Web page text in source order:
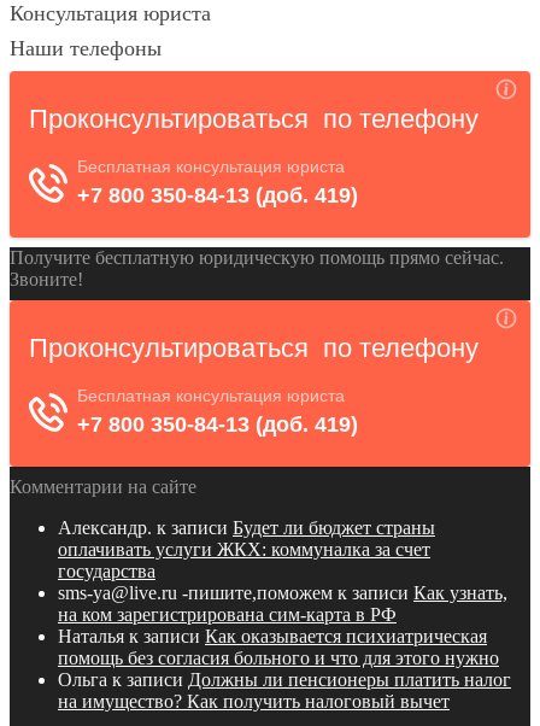
Консультация юриста
Наши телефоны
Получите бесплатную юридическую помощь прямо сейчас.
Звоните!
Комментарии на сайте
Александр. к записи Будет ли бюджет страны
оплачивать услуги ЖКХ: коммуналка за счет
государства
sms-ya@live.ru -пишите,поможем к записи Как узнать,
на ком зарегистрирована сим-карта в РФ
Наталья к записи Как оказывается психиатрическая
помощь без согласия больного и что для этого нужно
Ольга к записи Должны ли пенсионеры платить налог
на имущество? Как получить налоговый вычет